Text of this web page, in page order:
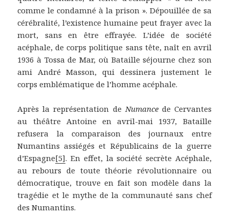
comme le condamné à la prison ». Dépouillée de sa
cérébralité, l’existence humaine peut frayer avec la
mort, sans en être effrayée. L’idée de société
acéphale, de corps politique sans tête, naît en avril
1936 à Tossa de Mar, où Bataille séjourne chez son
ami André Masson, qui dessinera justement le
corps emblématique de l’homme acéphale.
Après la représentation de Numancede Cervantes
au théâtre Antoine en avril-mai 1937, Bataille
refusera la comparaison des journaux entre
Numantins assiégés et Républicains de la guerre
d’Espagne[5]. En effet, la société secrète Acéphale,
au rebours de toute théorie révolutionnaire ou
démocratique, trouve en fait son modèle dans la
tragédie et le mythe de la communauté sans chef
des Numantins.